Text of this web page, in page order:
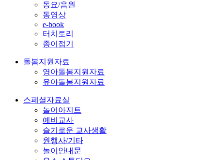
동요/음원
동영상
e-book
터치토리
종이접기
돌봄지원자료
영아돌봄지원자료
유아돌봄지원자료
스페셜자료실
놀이아지트
예비교사
슬기로운 교사생활
원행사/기타
놀이안내문